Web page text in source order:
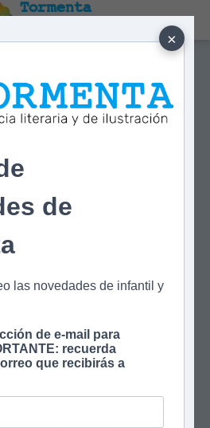
×
de
las novedades de infantil y
de e-mail para
recuerda
que recibirás a
Tormenta